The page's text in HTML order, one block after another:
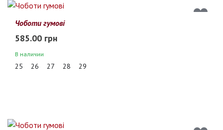
Чоботи гумові
585.00 грн
В наличии
25 26 27 28 29